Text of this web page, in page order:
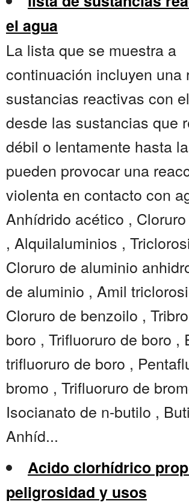
el agua
La lista que se muestra a
continuación incluyen una
sustancias reactivas con
desde las sustancias que
débil o lentamente hasta
pueden provocar una
violenta en contacto con
Anhídrido acético ,
, Alquilaluminios ,
Cloruro de aluminio
de aluminio , Amil
Cloruro de benzoilo ,
boro , Trifluoruro de boro ,
trifluoruro de boro ,
bromo , Trifluoruro de
Isocianato de n-butilo ,
Anhíd...
Acido clorhídrico
peligrosidad y usos